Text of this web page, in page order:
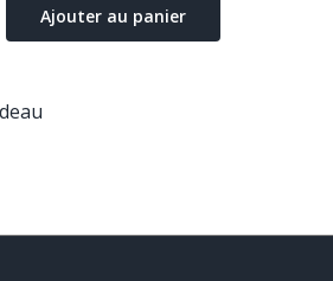
Ajouter au panier